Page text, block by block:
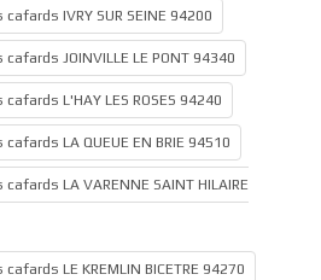
IVRY SUR SEINE 94200
JOINVILLE LE PONT 94340
L'HAY LES ROSES 94240
LA QUEUE EN BRIE 94510
LA VARENNE SAINT HILAIRE
LE KREMLIN BICETRE 94270